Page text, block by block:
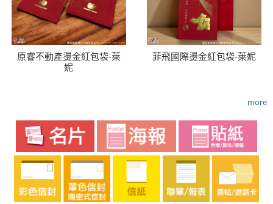
原睿不動產燙金紅包袋-萊
妮
菲飛國際燙金紅包袋-萊妮
more